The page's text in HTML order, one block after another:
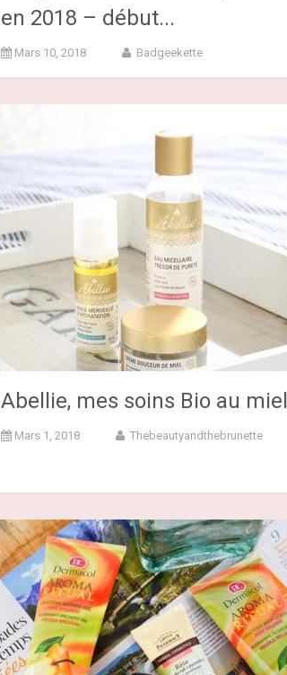
en 2018 – début...
Mars 10, 2018 Badgeekette
Abellie, mes soins Bio au miel
Mars 1, 2018 Thebeautyandthebrunette